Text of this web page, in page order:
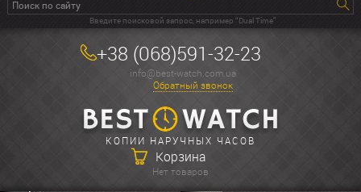
Введите поисковой запрос, например “Dual Time”
+38 (068)591-32-23
info@best-watch.com.ua
Обратный звонок
КОПИИ НАРУЧНЫХ ЧАСОВ
Корзина
Нет товаров